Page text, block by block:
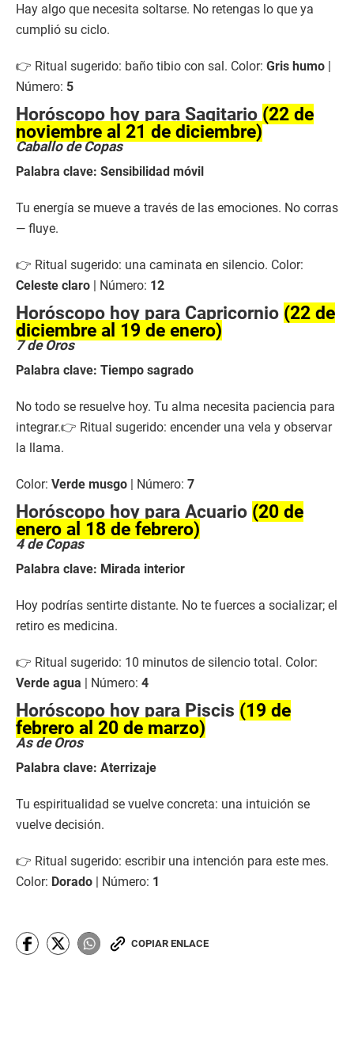
Hay algo que necesita soltarse. No retengas lo que ya
cumplió su ciclo.
👉 Ritual sugerido: baño tibio con sal. Color: Gris humo
Número: 5
Horóscopo hoy para Sagitario (22 de
noviembre al 21 de diciembre)
Caballo de Copas
Palabra clave: Sensibilidad móvil
Tu energía se mueve a través de las emociones. No corras
— fluye.
👉 Ritual sugerido: una caminata en silencio. Color:
Celeste claro | Número: 12
Horóscopo hoy para Capricornio (22 de
diciembre al 19 de enero)
7 de Oros
Palabra clave: Tiempo sagrado
No todo se resuelve hoy. Tu alma necesita paciencia para
integrar.👉 Ritual sugerido: encender una vela y observar
la llama.
Color: Verde musgo | Número: 7
Horóscopo hoy para Acuario (20 de
enero al 18 de febrero)
4 de Copas
Palabra clave: Mirada interior
Hoy podrías sentirte distante. No te fuerces a socializar; el
retiro es medicina.
👉 Ritual sugerido: 10 minutos de silencio total. Color:
Verde agua | Número: 4
Horóscopo hoy para Piscis (19 de
febrero al 20 de marzo)
As de Oros
Palabra clave: Aterrizaje
Tu espiritualidad se vuelve concreta: una intuición se
vuelve decisión.
👉 Ritual sugerido: escribir una intención para este mes.
Color: Dorado | Número: 1
COPIAR ENLACE